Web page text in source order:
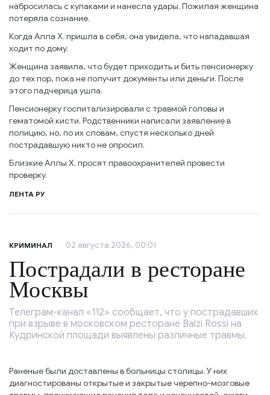
набросилась с кулаками и нанесла удары. Пожилая женщина
потеряла сознание.
Когда Алла Х. пришла в себя, она увидела, что нападавшая
ходит по дому.
Женщина заявила, что будет приходить и бить пенсионерку
до тех пор, пока не получит документы или деньги. После
этого падчерица ушла.
Пенсионерку госпитализировали с травмой головы и
гематомой кисти. Родственники написали заявление в
полицию, но, по их словам, спустя несколько дней
пострадавшую никто не опросил.
Близкие Аллы Х. просят правоохранителей провести
проверку.
ЛЕНТА РУ
КРИМИНАЛ 02 августа 2026, 00:01
Пострадали в ресторане
Москвы
Телеграм-канал «112» сообщает, что у пострадавших
при взрыве в московском ресторане Balzi Rossi на
Кудринской площади выявлены различные травмы.
Раненые были доставлены в больницы столицы. У них
диагностированы открытые и закрытые черепно-мозговые